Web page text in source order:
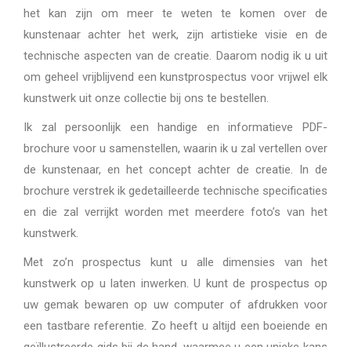
het kan zijn om meer te weten te komen over de
kunstenaar achter het werk, zijn artistieke visie en de
technische aspecten van de creatie. Daarom nodig ik u uit
om geheel vrijblijvend een kunstprospectus voor vrijwel elk
kunstwerk uit onze collectie bij ons te bestellen.
Ik zal persoonlijk een handige en informatieve PDF-
brochure voor u samenstellen, waarin ik u zal vertellen over
de kunstenaar, en het concept achter de creatie. In de
brochure verstrek ik gedetailleerde technische specificaties
en die zal verrijkt worden met meerdere foto’s van het
kunstwerk.
Met zo’n prospectus kunt u alle dimensies van het
kunstwerk op u laten inwerken. U kunt de prospectus op
uw gemak bewaren op uw computer of afdrukken voor
een tastbare referentie. Zo heeft u altijd een boeiende en